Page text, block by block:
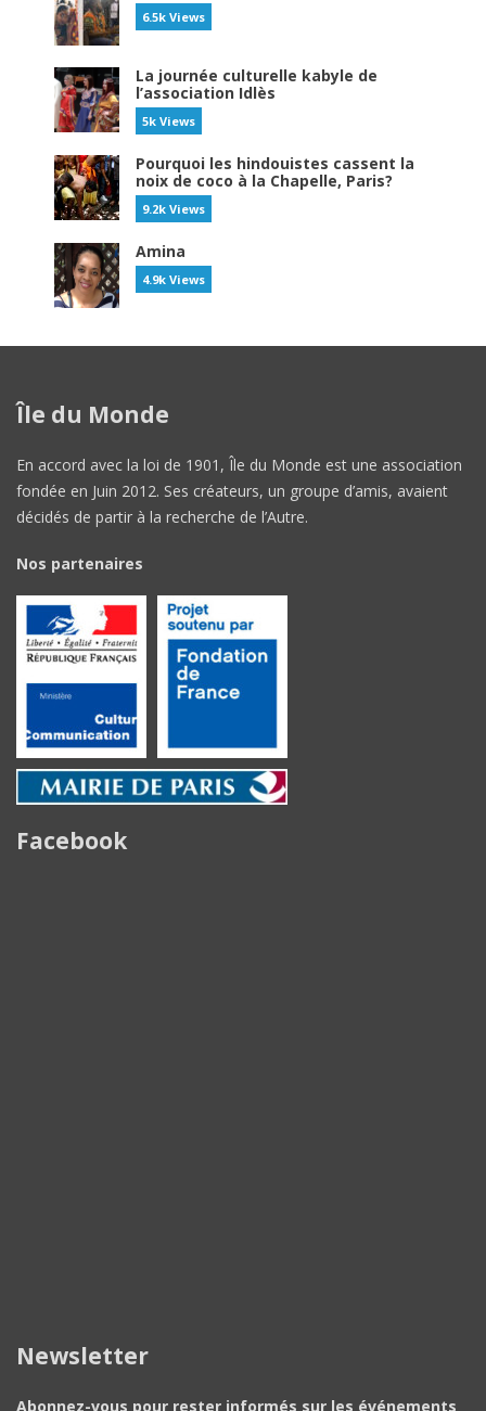
6.5k Views
La journée culturelle kabyle de
l’association Idlès
5k Views
Pourquoi les hindouistes cassent la
noix de coco à la Chapelle, Paris?
9.2k Views
Amina
4.9k Views
Île du Monde
En accord avec la loi de 1901, Île du Monde est une association
fondée en Juin 2012. Ses créateurs, un groupe d’amis, avaient
décidés de partir à la recherche de l’Autre.
Nos partenaires
Facebook
Newsletter
Abonnez-vous pour rester informés sur les événements